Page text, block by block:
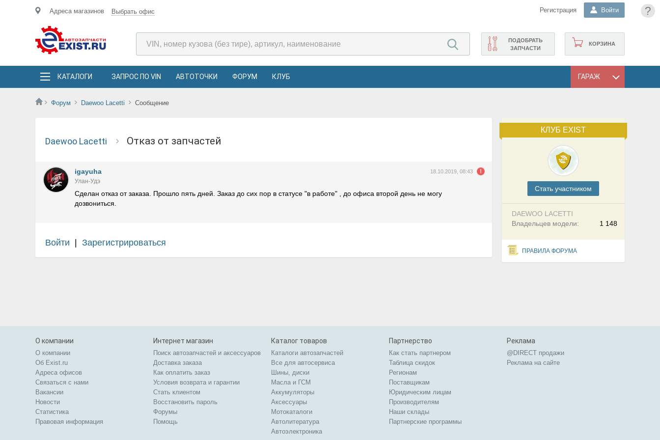
?
Адреса магазинов Выбрать офис Регистрация Войти
КОРЗИНА
ПОДОБРАТЬ
ЗАПЧАСТИ
КАТАЛОГИ ЗАПРОС ПО VIN АВТОТОЧКИ ФОРУМ КЛУБ ГАРАЖ
Форум Daewoo Lacetti Сообщение
КЛУБ EXIST
Cтать участником
DAEWOO LACETTI
1 148
Владельцев модели:
ПРАВИЛА ФОРУМА
Daewoo Lacetti Отказ от запчастей
igayuha 18.10.2019, 08:43
Улан-Удэ
Сделан отказ от заказа. Прошло пять дней. Заказ до сих пор в статусе "в работе" , до офиса второй день не могу
дозвониться.
Войти Зарегистрироваться
О компании
О компании
Об Exist.ru
Адреса офисов
Связаться с нами
Вакансии
Новости
Статистика
Правовая информация
Интернет магазин
Поиск автозапчастей и аксессуаров
Доставка заказа
Как оплатить заказ
Условия возврата и гарантии
Стать клиентом
Восстановить пароль
Форумы
Помощь
Каталог товаров
Каталоги автозапчастей
Все для автосервиса
Шины, диски
Масла и ГСМ
Аккумуляторы
Аксессуары
Мотокаталоги
Автолитература
Автоэлектроника
Партнерство
Как стать партнером
Таблица скидок
Регионам
Поставщикам
Юридическим лицам
Производителям
Наши склады
Партнерские программы
Реклама
@DIRECT продажи
Реклама на сайте